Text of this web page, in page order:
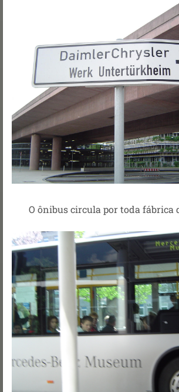
O ônibus circula por toda fábrica